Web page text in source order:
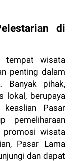
di
tempat wisata
penting dalam
Banyak pihak,
lokal, berupaya
keaslian Pasar
pemeliharaan
promosi wisata
Pasar Lama
dan dapat